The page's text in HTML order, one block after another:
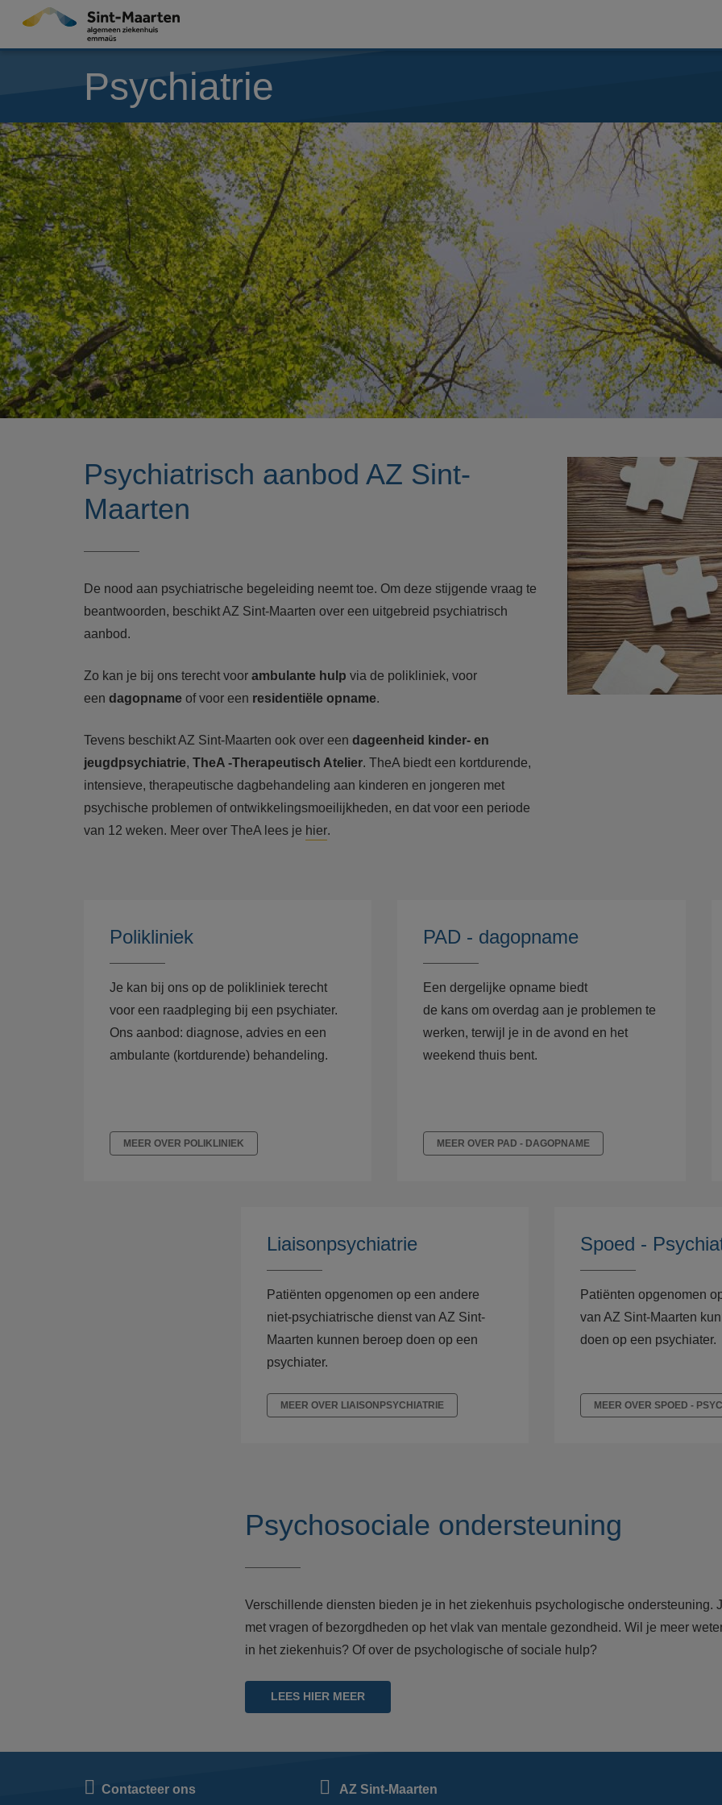
Overslaan en naar de inhoud gaan
Psychiatrie
Psychiatrisch aanbod AZ Sint-
Maarten
De nood aan psychiatrische begeleiding neemt toe. Om deze stijgende vraag te
beantwoorden, beschikt AZ Sint-Maarten over een uitgebreid psychiatrisch
aanbod.
Zo kan je bij ons terecht voor ambulante hulp via de polikliniek, voor
een dagopname of voor een residentiële opname.
Tevens beschikt AZ Sint-Maarten ook over een dageenheid kinder- en
jeugdpsychiatrie, TheA -Therapeutisch Atelier. TheA biedt een kortdurende,
intensieve, therapeutische dagbehandeling aan kinderen en jongeren met
psychische problemen of ontwikkelingsmoeilijkheden, en dat voor een periode
van 12 weken. Meer over TheA lees je hier.
Polikliniek
Je kan bij ons op de polikliniek terecht
voor een raadpleging bij een psychiater.
Ons aanbod: diagnose, advies en een
ambulante (kortdurende) behandeling.
MEER OVER POLIKLINIEK
PAD - dagopname
Een dergelijke opname biedt
de kans om overdag aan je problemen te
werken, terwijl je in de avond en het
weekend thuis bent.
MEER OVER PAD - DAGOPNAME
Liaisonpsychiatrie
Patiënten opgenomen op een andere
niet-psychiatrische dienst van AZ Sint-
Maarten kunnen beroep doen op een
psychiater.
MEER OVER LIAISONPSYCHIATRIE
Spoed -
Patiënten opgenomen
van AZ Sint-Maarten
doen op een psychiater.
MEER OVER SPOED -
Psychosociale ondersteuning
Verschillende diensten bieden je in het ziekenhuis psychologische ondersteuning.
met vragen of bezorgdheden op het vlak van mentale gezondheid. Wil je meer
in het ziekenhuis? Of over de psychologische of sociale hulp?
LEES HIER MEER
Contacteer ons AZ Sint-Maarten